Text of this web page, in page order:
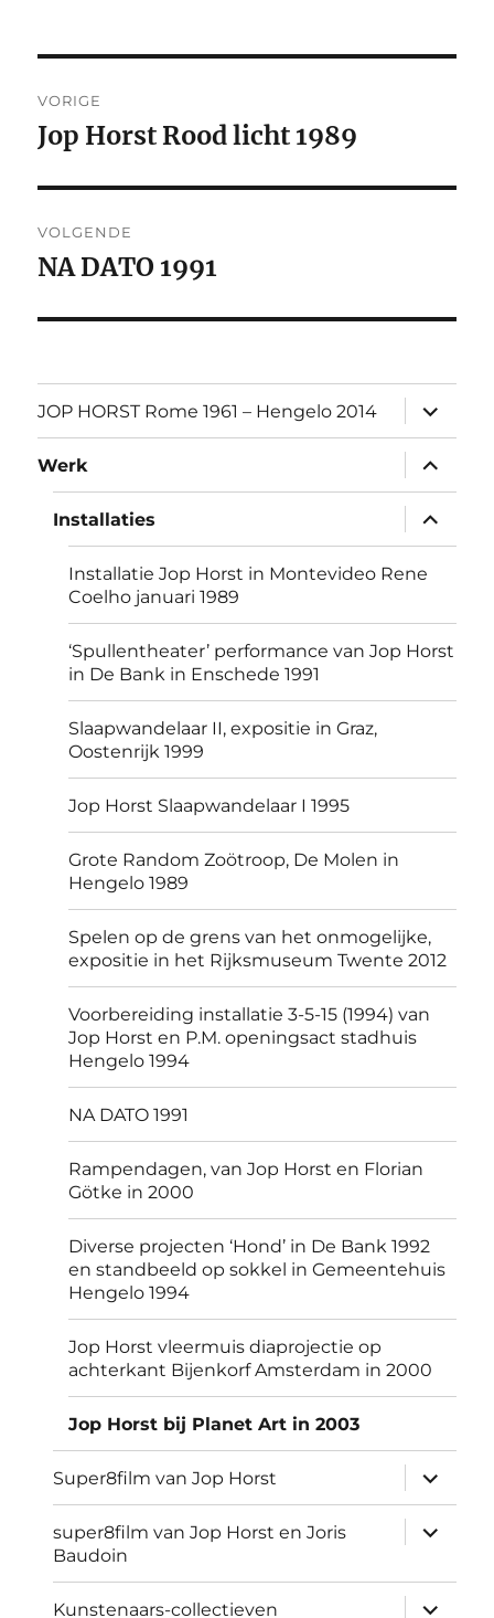
navigatie
VORIGE
Vorig
Jop Horst Rood licht 1989
VOLGENDE
Volgend
NA DATO 1991
JOP HORST Rome 1961 – Hengelo 2014
Werk
Installaties
Installatie Jop Horst in Montevideo Rene
Coelho januari 1989
‘Spullentheater’ performance van Jop Horst
in De Bank in Enschede 1991
Slaapwandelaar II, expositie in Graz,
Oostenrijk 1999
Jop Horst Slaapwandelaar I 1995
Grote Random Zoötroop, De Molen in
Hengelo 1989
Spelen op de grens van het onmogelijke,
expositie in het Rijksmuseum Twente 2012
Voorbereiding installatie 3-5-15 (1994) van
Jop Horst en P.M. openingsact stadhuis
Hengelo 1994
NA DATO 1991
Rampendagen, van Jop Horst en Florian
Götke in 2000
Diverse projecten ‘Hond’ in De Bank 1992
en standbeeld op sokkel in Gemeentehuis
Hengelo 1994
Jop Horst vleermuis diaprojectie op
achterkant Bijenkorf Amsterdam in 2000
Jop Horst bij Planet Art in 2003
Super8film van Jop Horst
super8film van Jop Horst en Joris
Baudoin
Kunstenaars-collectieven